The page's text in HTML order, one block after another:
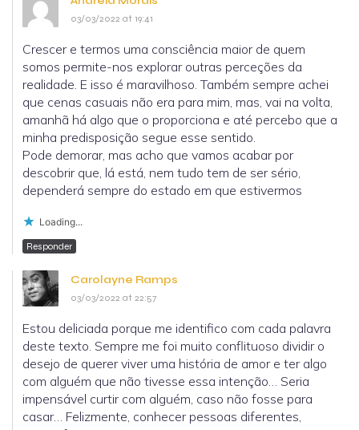
03/03/2022 at 19:41
Crescer e termos uma consciência maior de quem
somos permite-nos explorar outras perceções da
realidade. E isso é maravilhoso. Também sempre achei
que cenas casuais não era para mim, mas, vai na volta,
amanhã há algo que o proporciona e até percebo que a
minha predisposição segue esse sentido.
Pode demorar, mas acho que vamos acabar por
descobrir que, lá está, nem tudo tem de ser sério,
dependerá sempre do estado em que estivermos
Loading...
Responder
Carolayne Ramps
03/03/2022 at 22:57
Estou deliciada porque me identifico com cada palavra
deste texto. Sempre me foi muito conflituoso dividir o
desejo de querer viver uma história de amor e ter algo
com alguém que não tivesse essa intenção… Seria
impensável curtir com alguém, caso não fosse para
casar… Felizmente, conhecer pessoas diferentes,